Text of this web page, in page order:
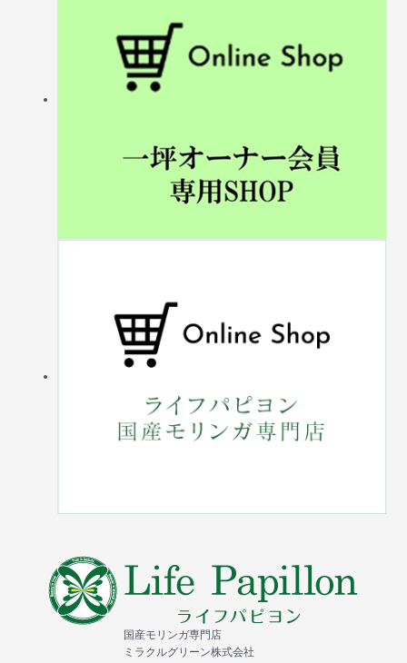
国産モリンガ専門店
ミラクルグリーン株式会社